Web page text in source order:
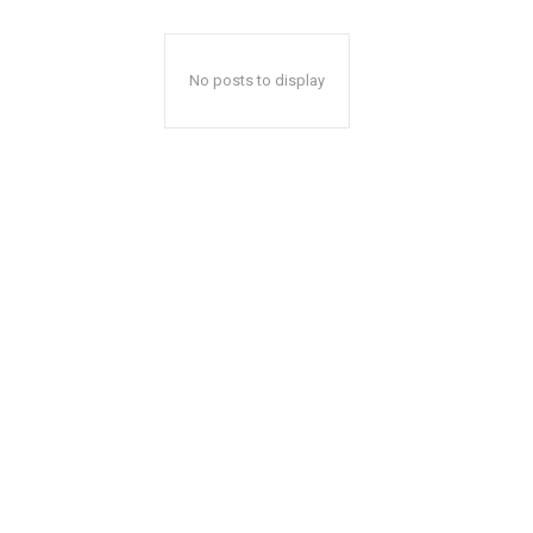
No posts to display